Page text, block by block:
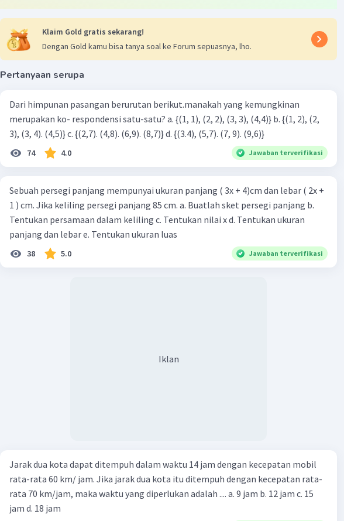
Klaim Gold gratis sekarang!
Dengan Gold kamu bisa tanya soal ke Forum sepuasnya, lho.
Pertanyaan serupa
Dari himpunan pasangan berurutan berikut.manakah yang kemungkinan
merupakan ko- respondensi satu-satu? a. {(1, 1), (2, 2), (3, 3), (4,4)} b. {(1, 2), (2,
3), (3, 4). (4,5)} c. {(2,7). (4,8). (6,9). (8,7)} d. {(3.4), (5,7). (7, 9). (9,6)}
74 4.0 Jawaban terverifikasi
Sebuah persegi panjang mempunyai ukuran panjang ( 3x + 4)cm dan lebar ( 2x +
1 ) cm. Jika keliling persegi panjang 85 cm. a. Buatlah sket persegi panjang b.
Tentukan persamaan dalam keliling c. Tentukan nilai x d. Tentukan ukuran
panjang dan lebar e. Tentukan ukuran luas
38 5.0 Jawaban terverifikasi
Iklan
Jarak dua kota dapat ditempuh dalam waktu 14 jam dengan kecepatan mobil
rata-rata 60 km/ jam. Jika jarak dua kota itu ditempuh dengan kecepatan rata-
rata 70 km/jam, maka waktu yang diperlukan adalah .... a. 9 jam b. 12 jam c. 15
jam d. 18 jam